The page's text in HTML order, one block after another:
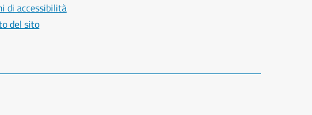
di accessibilità
del sito